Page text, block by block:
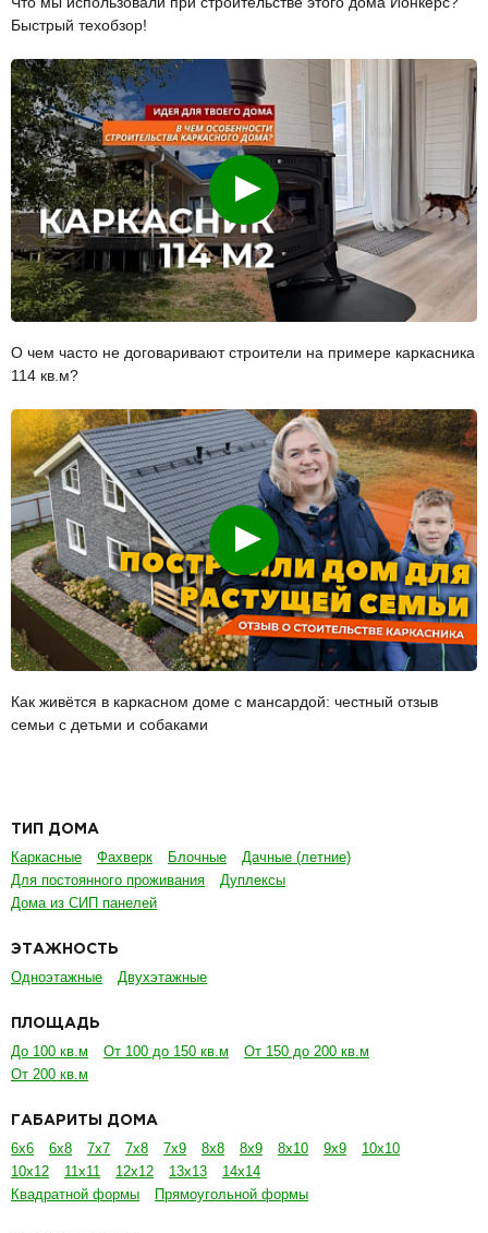
Быстрый техобзор!
Смотреть
О чем часто не договаривают строители на примере каркасника
114 кв.м?
Смотреть
Как живётся в каркасном доме с мансардой: честный отзыв
семьи с детьми и собаками
ТИП ДОМА
Каркасные Фахверк Блочные
Дачные (летние)
Для постоянного проживания
Дуплексы
Дома из СИП панелей
ЭТАЖНОСТЬ
Одноэтажные Двухэтажные
ПЛОЩАДЬ
До 100 кв.м От 100 до 150 кв.м
От 150 до 200 кв.м
От 200 кв.м
ГАБАРИТЫ ДОМА
6х6 6х8 7х7 7х8 7х9 8х8 8х9 8х10 9х9
10х10
10х12
11х11 12х12 13х13
14х14
Квадратной формы
Прямоугольной формы